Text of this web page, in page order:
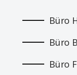
Büro
Büro
Büro